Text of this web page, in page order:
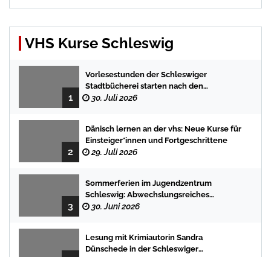
VHS Kurse Schleswig
1
Vorlesestunden der Schleswiger
Stadtbücherei starten nach den
Sommerferien mit spannenden
30. Juli 2026
2
Dänisch lernen an der vhs: Neue Kurse für
Einsteiger*innen und Fortgeschrittene
29. Juli 2026
3
Sommerferien im Jugendzentrum
Schleswig: Abwechslungsreiches
Programm für Kinder und Jugendliche
30. Juni 2026
Lesung mit Krimiautorin Sandra
Dünschede in der Schleswiger